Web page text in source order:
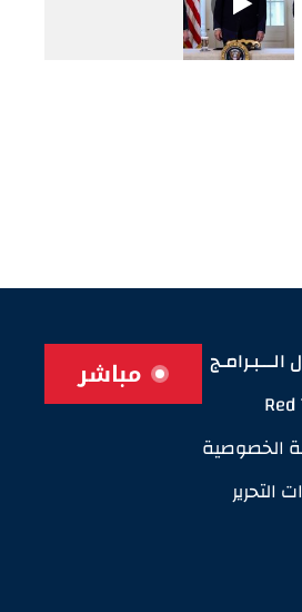
الـــبـرامـج
الخصوصية
التحرير
مباشر